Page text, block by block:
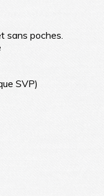
sans poches.
SVP)